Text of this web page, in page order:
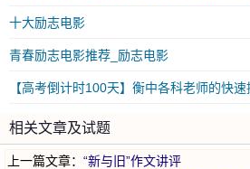
十大励志电影
青春励志电影推荐_励志电影
相关文章及试题
上一篇文章： “新与旧”作文讲评